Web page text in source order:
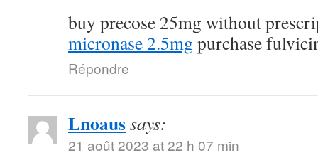
buy precose 25mg without
micronase 2.5mg purchase
Répondre
Lnoaussays:
21 août 2023 at 22 h 07 min